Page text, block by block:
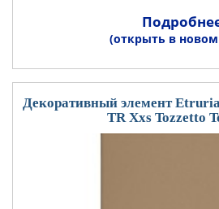
(открыть в
Декоративный элемент
TR Xxs Tozzetto